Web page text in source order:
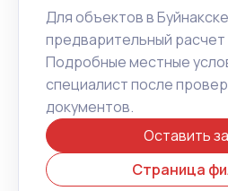
Для объектов в
предварительный расчет
Подробные местные
специалист после
документов.
Оставить
Страница